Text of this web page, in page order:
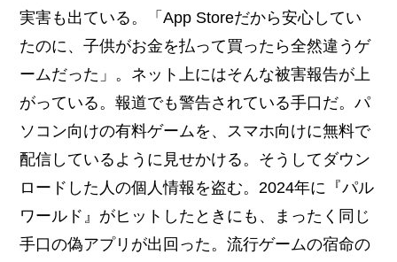
実害も出ている。「App Storeだから安心してい
たのに、子供がお金を払って買ったら全然違うゲ
ームだった」。ネット上にはそんな被害報告が上
がっている。報道でも警告されている手口だ。パ
ソコン向けの有料ゲームを、スマホ向けに無料で
配信しているように見せかける。そうしてダウン
ロードした人の個人情報を盗む。2024年に『パル
ワールド』がヒットしたときにも、まったく同じ
手口の偽アプリが出回った。流行ゲームの宿命の